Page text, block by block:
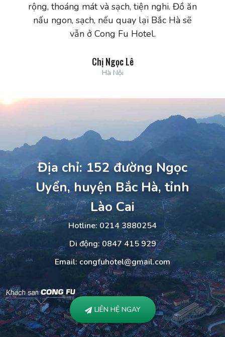
rộng, thoáng mát và sạch, tiện nghi. Đồ ăn
nấu ngon, sạch, nếu quay lại Bắc Hà sẽ
vẫn ở Cong Fu Hotel.
Chị Ngọc Lê
Hà Nội
Địa chỉ: 152 đường Ngọc
Uyển, huyện Bắc Hà, tỉnh
Lào Cai
Hotline: 0214 3880254
Di động: 0847 415 929
Email: congfuhotel@gmail.com
LIÊN HỆ NGAY